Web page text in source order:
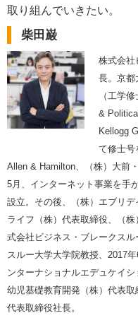
取り組んでいきたい。
柴田巌
株式会社
長。京都
（工学
&
Kellogg
て修士号
Allen & Hamilton、（株）大前
5月、インターネット事業を手
設立。その後、（株）エブリ
ライフ（株）代表取締役、（
式会社ビジネス・ブレークス
スルー大学大学院教授、2017
ンターナショナルエデュケイ
幼児基礎教育開発（株）代表取
代表取締役社長。